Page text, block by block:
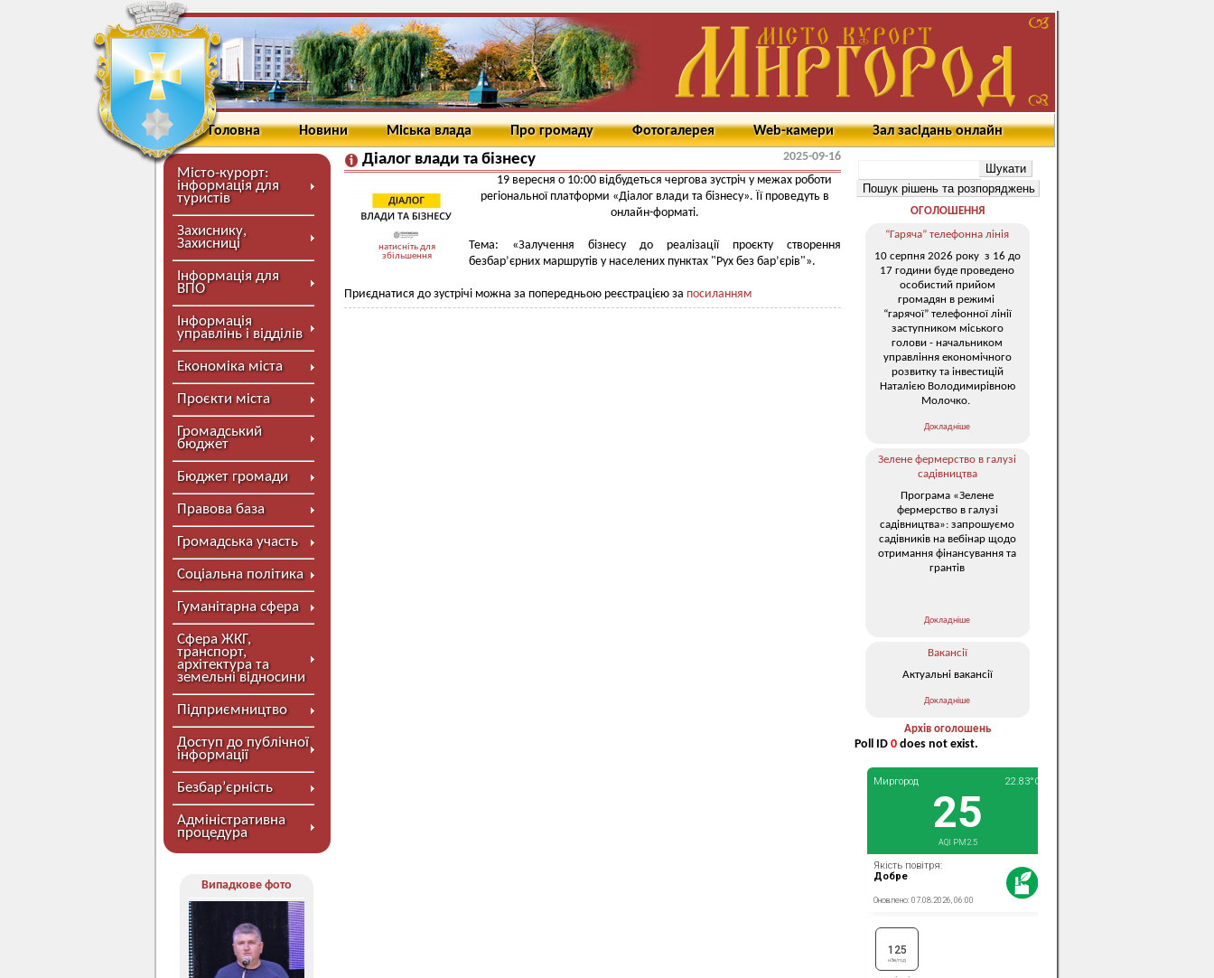
Головна Новини Міська влада Про громаду Фотогалерея Web-камери Зал засідань онлайн
Місто-курорт:
інформація для
туристів
Захиснику,
Захисниці
Інформація для
ВПО
Інформація
управлінь і відділів
Економіка міста
Проєкти міста
Громадський
бюджет
Бюджет громади
Правова база
Громадська участь
Соціальна політика
Гуманітарна сфера
Сфера ЖКГ,
транспорт,
архітектура та
земельні відносини
Підприємництво
Доступ до публічної
інформації
Безбар’єрність
Адміністративна
процедура
Випадкове фото
Діалог влади та бізнесу 2025-09-16
натисніть для
збільшення
19 вересня о 10:00 відбудеться чергова зустріч у межах роботи
регіональної платформи «Діалог влади та бізнесу». Її проведуть в
онлайн-форматі.
Тема: «Залучення бізнесу до реалізації проєкту створення
безбар’єрних маршрутів у населених пунктах "Рух без бар’єрів"».
Приєднатися до зустрічі можна за попередньою реєстрацією за посиланням
ОГОЛОШЕННЯ
“Гаряча” телефонна лінія
10 серпня 2026 року з 16 до
17 години буде проведено
особистий прийом
громадян в режимі
“гарячої” телефонної лінії
заступником міського
голови - начальником
управління економічного
розвитку та інвестицій
Наталією Володимирівною
Молочко.
Докладніше
Зелене фермерство в галузі
садівництва
Програма «Зелене
фермерство в галузі
садівництва»: запрошуємо
садівників на вебінар щодо
отримання фінансування та
грантів
Докладніше
Вакансії
Актуальні вакансії
Докладніше
Архів оголошень
Poll ID 0 does not exist.